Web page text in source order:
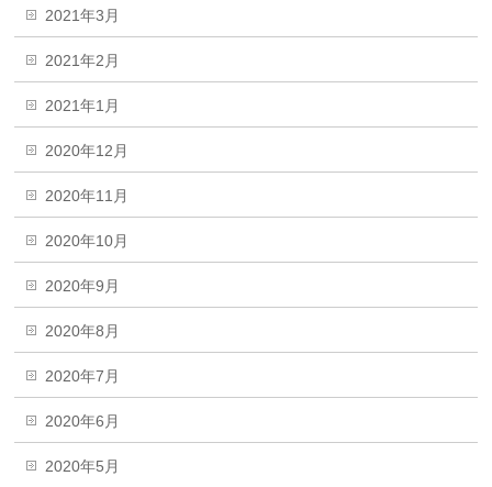
2021年3月
2021年2月
2021年1月
2020年12月
2020年11月
2020年10月
2020年9月
2020年8月
2020年7月
2020年6月
2020年5月